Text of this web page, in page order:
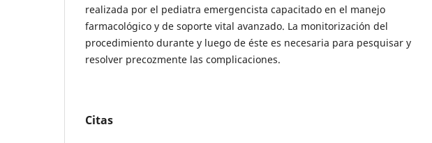
realizada por el pediatra emergencista capacitado en el manejo
farmacológico y de soporte vital avanzado. La monitorización del
procedimiento durante y luego de éste es necesaria para pesquisar y
resolver precozmente las complicaciones.
Citas